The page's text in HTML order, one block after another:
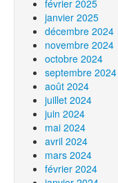
février 2025
janvier 2025
décembre 2024
novembre 2024
octobre 2024
septembre 2024
août 2024
juillet 2024
juin 2024
mai 2024
avril 2024
mars 2024
février 2024